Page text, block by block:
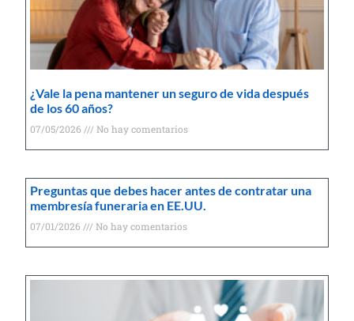
¿Vale la pena mantener un seguro de vida después
de los 60 años?
07/05/2026 No hay comentarios
Preguntas que debes hacer antes de contratar una
membresía funeraria en EE.UU.
07/01/2026 No hay comentarios